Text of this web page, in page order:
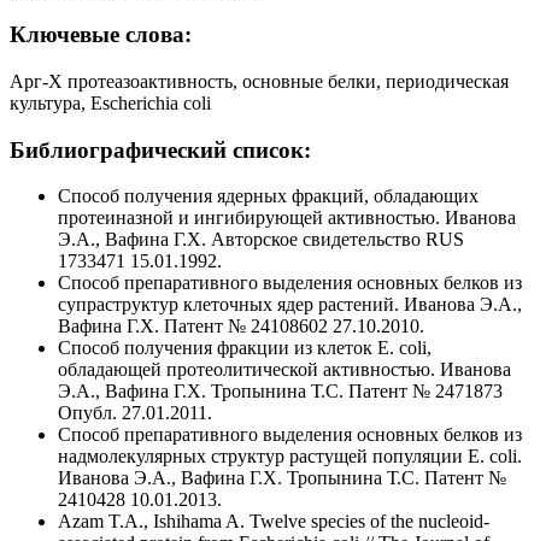
Ключевые слова:
Арг-Х протеазоактивность, основные белки, периодическая
культура, Escherichia coli
Библиографический список:
Способ получения ядерных фракций, обладающих
протеиназной и ингибирующей активностью. Иванова
Э.А., Вафина Г.Х. Авторское свидетельство RUS
1733471 15.01.1992.
Способ препаративного выделения основных белков из
супраструктур клеточных ядер растений. Иванова Э.А.,
Вафина Г.Х. Патент № 24108602 27.10.2010.
Способ получения фракции из клеток Е. coli,
обладающей протеолитической активностью. Иванова
Э.А., Вафина Г.Х. Тропынина Т.С. Патент № 2471873
Опубл. 27.01.2011.
Способ препаративного выделения основных белков из
надмолекулярных структур растущей популяции Е. coli.
Иванова Э.А., Вафина Г.Х. Тропынина Т.С. Патент №
2410428 10.01.2013.
Azam T.A., Ishihama A. Twelve species of the nucleoid-